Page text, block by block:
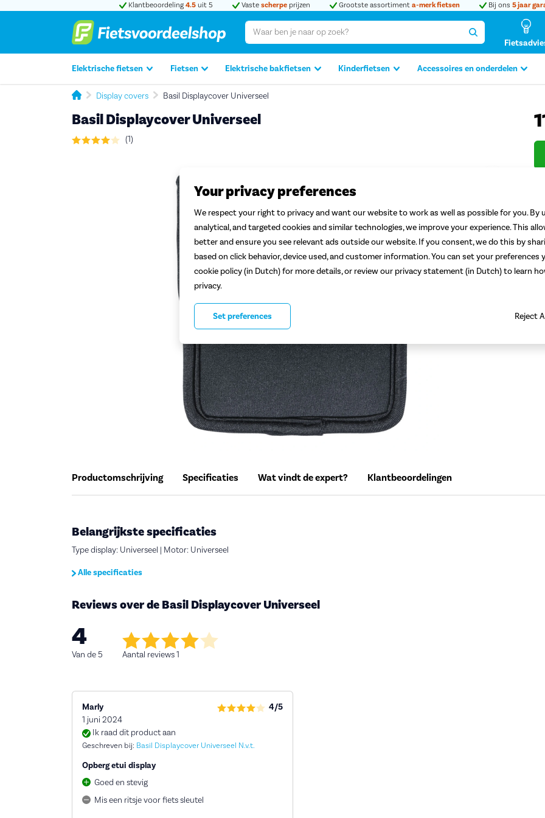
Klantbeoordeling 4.5 uit 5 Vaste scherpe prijzen Grootste assortiment a-merk fietsen Bij ons 5 jaar
Elektrische fietsen Fietsen Elektrische bakfietsen Kinderfietsen Accessoires en onderdelen
Display covers Basil Displaycover Universeel
Basil Displaycover Universeel
(1)
Productomschrijving Specificaties Wat vindt de expert? Klantbeoordelingen
Belangrijkste specificaties
Type display: Universeel | Motor: Universeel
Alle specificaties
Reviews over de Basil Displaycover Universeel
4
Van de 5 Aantal reviews 1
Marly
1 juni 2024
4/5
Ik raad dit product aan
Geschreven bij: Basil Displaycover Universeel N.v.t.
Opberg etui display
Goed en stevig
Mis een ritsje voor fiets sleutel
Your privacy preferences
We respect your right to privacy and want our website to work as well as possible for you. By
analytical, and targeted cookies and similar technologies, we improve your experience. This
better and ensure you see relevant ads outside our website. If you consent, we do this by
based on click behavior, device used, and customer information. You can set your preferences
cookie policy (in Dutch) for more details, or review our privacy statement (in Dutch) to learn
privacy.
Reject
Set preferences